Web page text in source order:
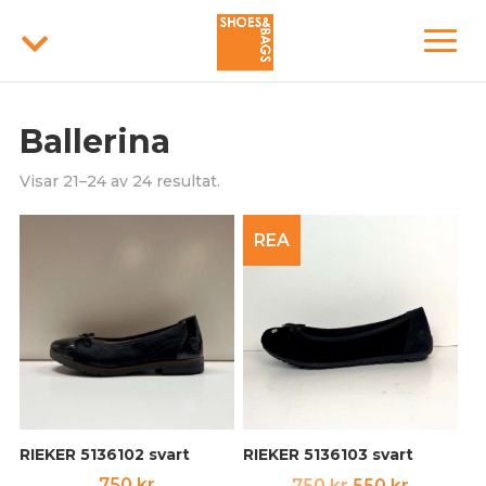
Ballerina
Visar 21–24 av 24 resultat.
RIEKER 5136102 svart
REA
RIEKER 5136103 svart